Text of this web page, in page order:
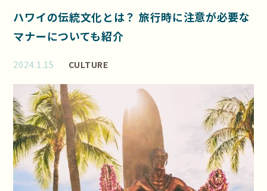
ハワイの伝統文化とは？ 旅行時に注意が必要な
マナーについても紹介
2024.1.15 CULTURE